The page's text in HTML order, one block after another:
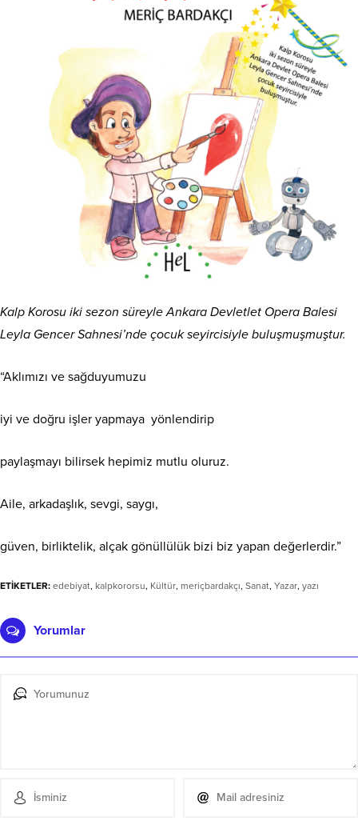
Kalp Korosu iki sezon süreyle Ankara Devletlet Opera Balesi
Leyla Gencer Sahnesi’nde çocuk seyircisiyle buluşmuşmuştur.
“Aklımızı ve sağduyumuzu
iyi ve doğru işler yapmaya yönlendirip
paylaşmayı bilirsek hepimiz mutlu oluruz.
Aile, arkadaşlık, sevgi, saygı,
güven, birliktelik, alçak gönüllülük bizi biz yapan değerlerdir.”
ETİKETLER: edebiyat, kalpkororsu, Kültür, meriçbardakçı, Sanat, Yazar, yazı
Yorumlar